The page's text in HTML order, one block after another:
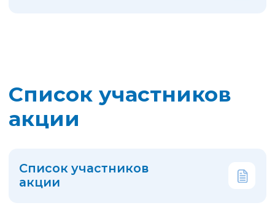
победителей
Победителя!
Номер и лицевой счет